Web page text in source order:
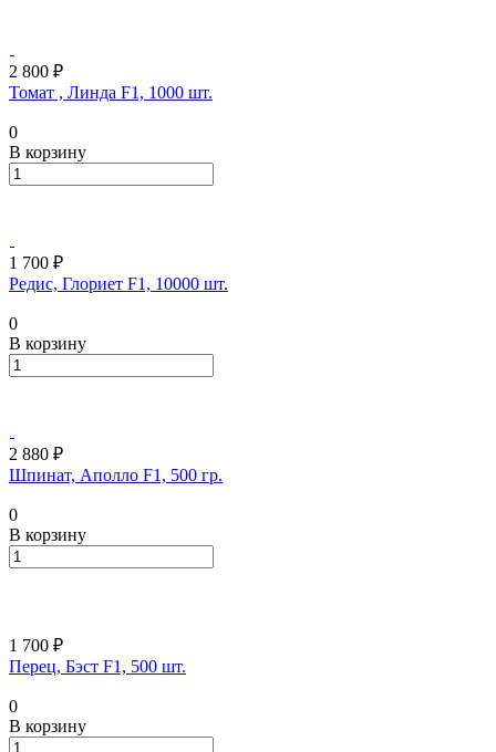
2 800 ₽
Томат , Линда F1, 1000 шт.
0
В корзину
1 700 ₽
Редис, Глориет F1, 10000 шт.
0
В корзину
2 880 ₽
Шпинат, Аполло F1, 500 гр.
0
В корзину
1 700 ₽
Перец, Бэст F1, 500 шт.
0
В корзину